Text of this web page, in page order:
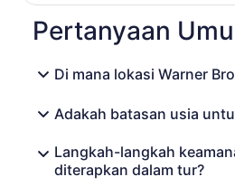
langit-langit di atas meja-meja
momen ketika Gryffindor
selama Perayaan Akhir Semester
Pertanyaan
Di mana lokasi Warner
Adakah batasan usia
Langkah-langkah
diterapkan dalam tur?